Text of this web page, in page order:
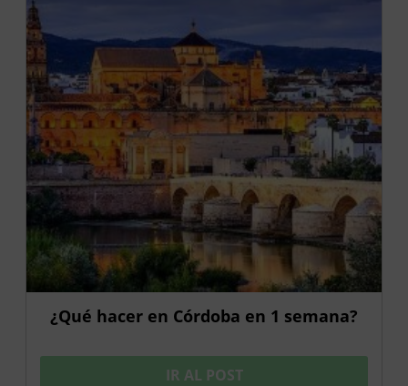
¿Qué hacer en Córdoba en 1 semana?
IR AL POST